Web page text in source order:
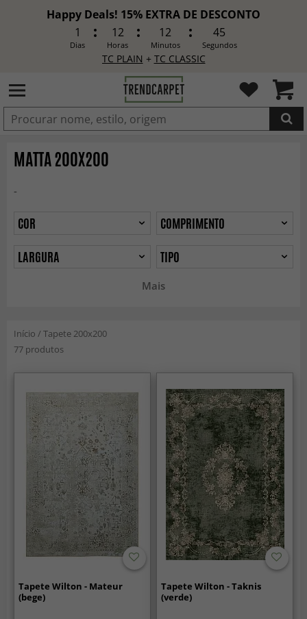
Happy Deals! 15% EXTRA DE DESCONTO
1
Dias
12
Horas
12
Minutos
43
Segundos
TC PLAIN + TC CLASSIC
MATTA 200X200
-
Mais
COR
COMPRIMENTO
LARGURA
TIPO
Início /Tapete 200x200
77 produtos
Tapete Wilton - Mateur
(bege)
Tapete Wilton - Taknis
(verde)